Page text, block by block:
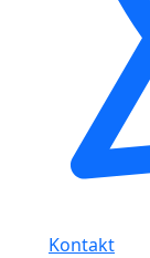
Kontakt